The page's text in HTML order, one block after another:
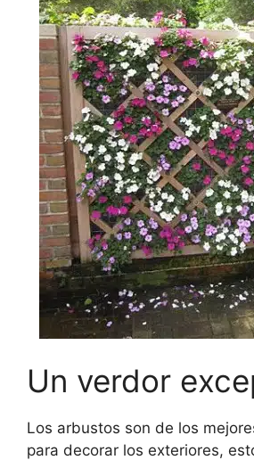
Un verdor
Los arbustos son de los
para decorar los exteriores,